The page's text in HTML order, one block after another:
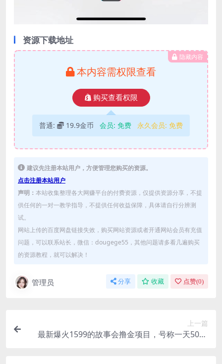
资源下载地址
隐藏内容
本内容需权限查看
购买查看权限
普通: 19.9金币 会员: 免费 永久会员: 免费
建议先注册本站用户，方便管理您购买的资源。
点击注册本站用户
声明： 本站收集整理各大网赚平台的付费资源，仅提供资源分享，不提
供任何的一对一教学指导，不提供任何收益保障，具体请自行分辨测
试。
网站上传的百度网盘链接失效，购买网站资源或者开通网站会员有充值
问题，可以联系站长，微信：dougege55，其他问题请多看几遍购买
的资源教程，就可以解决！
管理员 分享 收藏 点赞(0)
上一篇
最新爆火1599的故事会撸金项目，号称一天500+